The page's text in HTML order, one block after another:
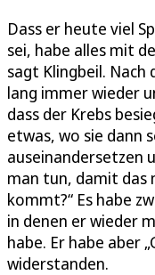
Dass er heute viel
sei, habe alles mit
sagt Klingbeil. Nach
lang immer wieder
dass der Krebs
etwas, wo sie dann
auseinandersetzen
man tun, damit das
kommt?“ Es habe
in denen er wieder
habe. Er habe aber
widerstanden.